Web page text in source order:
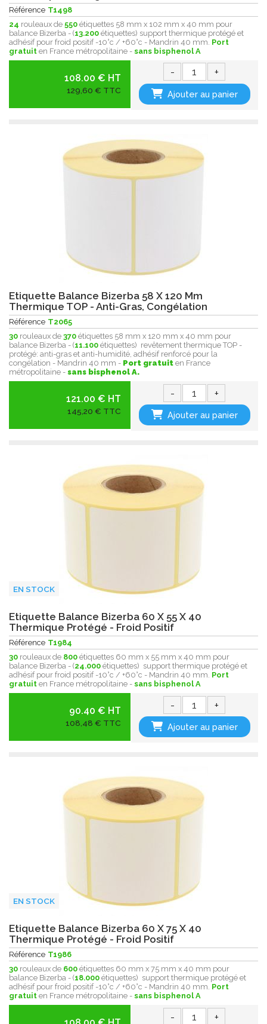
Référence T1498
24 rouleaux de 550 étiquettes 58 mm x 102 mm x 40 mm pour
balance Bizerba - (13.200 étiquettes) support thermique protégé et
adhésif pour froid positif -10°c / +60°c - Mandrin 40 mm. Port
gratuit en France métropolitaine - sans bisphenol A
108.00 € HT
129,60 € TTC
- +
Ajouter au panier
Etiquette Balance Bizerba 58 X 120 Mm
Thermique TOP - Anti-Gras, Congélation
Référence T2065
30 rouleaux de 370 étiquettes 58 mm x 120 mm x 40 mm pour
balance Bizerba - (11.100 étiquettes) revêtement thermique TOP -
protégé: anti-gras et anti-humidité , adhésif renforcé pour la
congélation - Mandrin 40 mm - Port gratuit en France
métropolitaine - sans bisphenol A.
121.00 € HT
145,20 € TTC
- +
Ajouter au panier
EN STOCK
Etiquette Balance Bizerba 60 X 55 X 40
Thermique Protégé - Froid Positif
Référence T1984
30 rouleaux de 800 étiquettes 60 mm x 55 mm x 40 mm pour
balance Bizerba - (24.000 étiquettes) support thermique protégé et
adhésif pour froid positif -10°c / +60°c - Mandrin 40 mm. Port
gratuit en France métropolitaine - sans bisphenol A
90.40 € HT
108,48 € TTC
- +
Ajouter au panier
EN STOCK
Etiquette Balance Bizerba 60 X 75 X 40
Thermique Protégé - Froid Positif
Référence T1986
30 rouleaux de 600 étiquettes 60 mm x 75 mm x 40 mm pour
balance Bizerba - (18.000 étiquettes) support thermique protégé et
adhésif pour froid positif -10°c / +60°c - Mandrin 40 mm. Port
gratuit en France métropolitaine - sans bisphenol A
- +